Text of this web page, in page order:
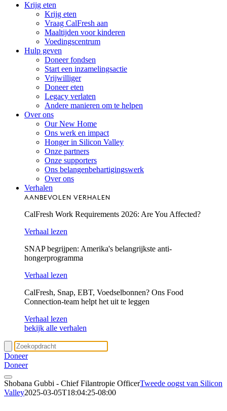
Krijg eten
Krijg eten
Vraag CalFresh aan
Maaltijden voor kinderen
Voedingscentrum
Hulp geven
Doneer fondsen
Start een inzamelingsactie
Vrijwilliger
Doneer eten
Legacy verlaten
Andere manieren om te helpen
Over ons
Our New Home
Ons werk en impact
Honger in Silicon Valley
Onze partners
Onze supporters
Ons belangenbehartigingswerk
Over ons
Verhalen
AANBEVOLEN VERHALEN
CalFresh Work Requirements 2026: Are You Affected?
Verhaal lezen
SNAP begrijpen: Amerika's belangrijkste anti-
hongerprogramma
Verhaal lezen
CalFresh, Snap, EBT, Voedselbonnen? Ons Food
Connection-team helpt het uit te leggen
Verhaal lezen
bekijk alle verhalen
Doneer
Doneer
Shobana Gubbi - Chief Filantropie OfficerTweede oogst van Silicon
Valley2025-03-05T18:04:25-08:00